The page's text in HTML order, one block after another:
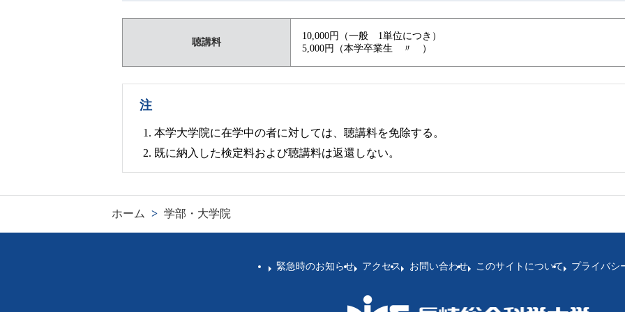
聴講料
10,000円（一般 1単位につき）
5,000円（本学卒業生 〃 ）
注
本学大学院に在学中の者に対しては、聴講料を免除する。
既に納入した検定料および聴講料は返還しない。
ホーム > 学部・大学院
緊急時のお知らせ アクセス お問い合わせ このサイトについて プライバシ